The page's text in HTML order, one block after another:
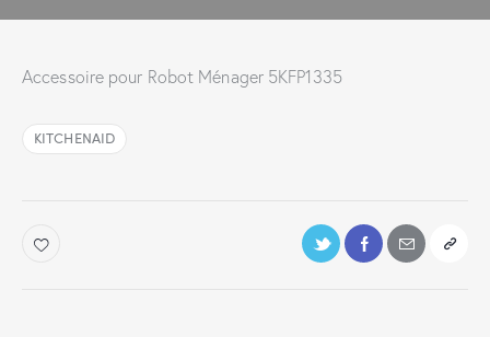
Accessoire pour Robot Ménager 5KFP1335
KITCHENAID